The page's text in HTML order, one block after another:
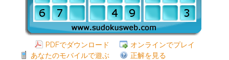
PDFでダウンロード
オンラインでプレイ
あなたのモバイルで遊ぶ
正解を見る